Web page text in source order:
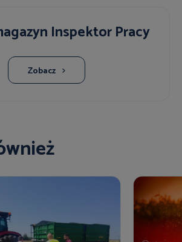
Inspektor Pracy
Zobacz